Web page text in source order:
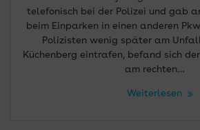
telefonisch bei der Polizei und gab
beim Einparken in einen anderen
Polizisten wenig später am
Küchenberg eintrafen, befand sich
am rechten…
Weiterlesen